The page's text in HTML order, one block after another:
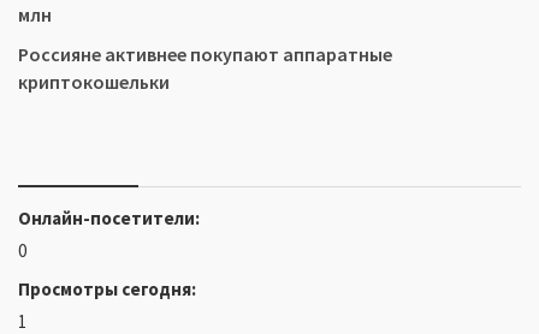
млн
Россияне активнее покупают аппаратные
криптокошельки
Онлайн-посетители:
0
Просмотры сегодня:
1